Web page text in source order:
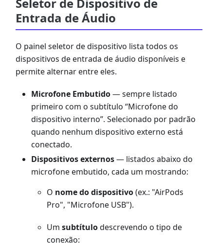
Entrada de Áudio
O painel seletor de dispositivo lista todos os
dispositivos de entrada de áudio disponíveis e
permite alternar entre eles.
Microfone Embutido— sempre listado
primeiro com o subtítulo “Microfone do
dispositivo interno”. Selecionado por padrão
quando nenhum dispositivo externo está
conectado.
Dispositivos externos— listados abaixo do
microfone embutido, cada um mostrando:
O nome do dispositivo(ex.: "AirPods
Pro", "Microfone USB").
Um subtítulodescrevendo o tipo de
conexão: